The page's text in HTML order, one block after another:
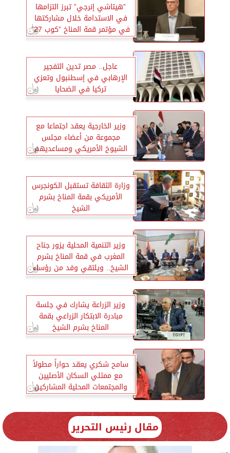
”هيتاشي إنرجي” تبرز التزامها
في الاستدامة خلال مشاركتها
في مؤتمر قمة المناخ ”كوب 27”
في مصر
عاجل.. مصر تدين التفجير
الإرهابي في إسطنبول وتعزي
تركيا في الضحايا
وزير الخارجية يعقد اجتماعا مع
مجموعة من أعضاء مجلس
الشيوخ الأمريكي ومساعديهم
وزارة الثقافة تستقبل الكونجرس
الأمريكي بقمة المناخ بشرم
الشيخ
وزير التنمية المحلية يزور جناح
المغرب في قمة المناخ بشرم
الشيخ.. ويلتقي وفد من رؤساء
المدن والمحافظين المغاربة
وزير الزراعة يشارك في جلسة
مبادرة الابتكار الزراعي بقمة
المناخ بشرم الشيخ
سامح شكري يعقد حواراً مطولاً
مع ممثلي السكان الأصليين
والمجتمعات المحلية المشاركين
فى مؤتمر المناخ
مقال رئيس التحرير